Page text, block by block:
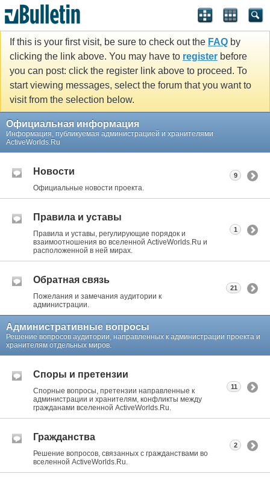
If this is your first visit, be sure to check out the FAQ by
clicking the link above. You may have to register before
you can post: click the register link above to proceed. To
start viewing messages, select the forum that you want to
visit from the selection below.
Официальная информация
Информация, публикуемая администрацией и хранителями
ActiveWorlds.Ru
Новости
Официальные новости проекта.
9
Правила и уставы
Правила и уставы, регулирующие порядок и
взаимоотношения во вселенной ActiveWorlds.Ru и
расположенной в ней мирах.
1
Обратная связь
Пожелания и замечания аудитории к
администрации.
21
Административные вопросы
Решение вопросов аудитории, направленных к администрации проекта и
хранителям отдельных миров.
Споры и претензии
Спорные вопросы, претензии направленные к
администрации и хранителям, конфликты между
гражданами вселенной ActiveWorlds.Ru.
11
Гражданства
Решение вопросов, связанных с гражданствами во
вселенной ActiveWorlds.Ru.
2